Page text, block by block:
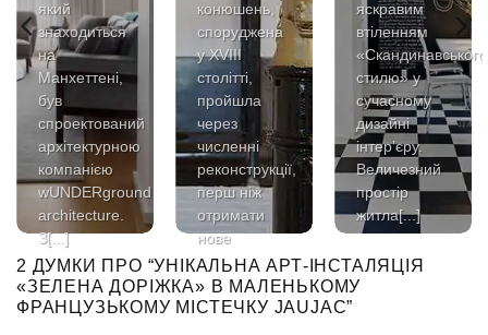
який
знаходиться
на
Манхеттені,
був
спроектований
архітектурною
компанією
wUNDERground
architecture.
З[...]
конюшень,
споруджена
у XVIII
столітті,
пройшла
через
численні
реконструкції,
перш ніж
отримати
нове
життя[...]
яскравим
втіленням
«Скандинавського
стилю» у
сучасному
дизайні
інтер’єру.
Величезний
простір
житла[...]
2 ДУМКИ ПРО “УНІКАЛЬНА АРТ-ІНСТАЛЯЦІЯ
«ЗЕЛЕНА ДОРІЖКА» В МАЛЕНЬКОМУ
ФРАНЦУЗЬКОМУ МІСТЕЧКУ JAUJAC”